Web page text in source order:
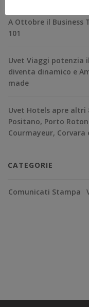
A Ottobre il Business
101
Uvet Viaggi potenzia
diventa dinamico e
made
Uvet Hotels apre
Positano, Porto
Courmayeur, Corvara
CATEGORIE
Comunicati Stampa